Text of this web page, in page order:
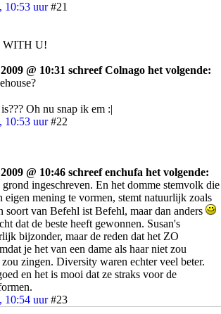
10:53 uur #21
WITH U!
@ 10:31 schreef Colnago het volgende:
Oh nu snap ik em :|
10:53 uur #22
@ 10:46 schreef enchufa het volgende:
grond ingeschreven. En het domme stemvolk die
eigen mening te vormen, stemt natuurlijk zoals
soort van Befehl ist Befehl, maar dan anders
dat de beste heeft gewonnen. Susan's
bijzonder, maar de reden dat het ZO
je het van een dame als haar niet zou
zingen. Diversity waren echter veel beter.
en het is mooi dat ze straks voor de
10:54 uur #23